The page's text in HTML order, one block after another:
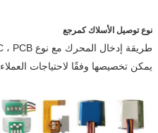
نوع توصيل الأسلاك كمرجع
طريقة إدخال المحرك مع نوع Pin ، FPC ، PCB ، سلك الرصاص إلخ.
يمكن تخصيصها وفقًا لاحتياجات العملاء.